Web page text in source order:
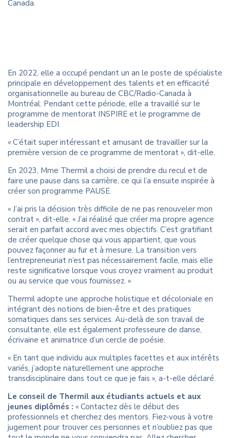
Canada.
En 2022, elle a occupé pendant un an le poste de spécialiste
principale en développement des talents et en efficacité
organisationnelle au bureau de CBC/Radio-Canada à
Montréal. Pendant cette période, elle a travaillé sur le
programme de mentorat INSPIRE et le programme de
leadership EDI.
« C’était super intéressant et amusant de travailler sur la
première version de ce programme de mentorat », dit-elle.
En 2023, Mme Thermil a choisi de prendre du recul et de
faire une pause dans sa carrière, ce qui l’a ensuite inspirée à
créer son programme PAUSE.
« J’ai pris la décision très difficile de ne pas renouveler mon
contrat », dit-elle. « J’ai réalisé que créer ma propre agence
serait en parfait accord avec mes objectifs. C’est gratifiant
de créer quelque chose qui vous appartient, que vous
pouvez façonner au fur et à mesure. La transition vers
l’entrepreneuriat n’est pas nécessairement facile, mais elle
reste significative lorsque vous croyez vraiment au produit
ou au service que vous fournissez. »
Thermil adopte une approche holistique et décoloniale en
intégrant des notions de bien-être et des pratiques
somatiques dans ses services. Au-delà de son travail de
consultante, elle est également professeure de danse,
écrivaine et animatrice d’un cercle de poésie.
« En tant que individu aux multiples facettes et aux intérêts
variés, j’adopte naturellement une approche
transdisciplinaire dans tout ce que je fais », a-t-elle déclaré.
Le conseil de Thermil aux étudiants actuels et aux
jeunes diplômés : « Contactez dès le début des
professionnels et cherchez des mentors. Fiez-vous à votre
jugement pour trouver ces personnes et n’oubliez pas que